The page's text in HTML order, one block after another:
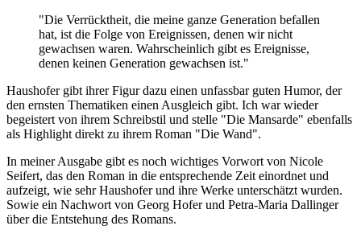
"Die Verrücktheit, die meine ganze Generation befallen
hat, ist die Folge von Ereignissen, denen wir nicht
gewachsen waren. Wahrscheinlich gibt es Ereignisse,
denen keinen Generation gewachsen ist."
Haushofer gibt ihrer Figur dazu einen unfassbar guten Humor, der
den ernsten Thematiken einen Ausgleich gibt. Ich war wieder
begeistert von ihrem Schreibstil und stelle "Die Mansarde" ebenfalls
als Highlight direkt zu ihrem Roman "Die Wand".
In meiner Ausgabe gibt es noch wichtiges Vorwort von Nicole
Seifert, das den Roman in die entsprechende Zeit einordnet und
aufzeigt, wie sehr Haushofer und ihre Werke unterschätzt wurden.
Sowie ein Nachwort von Georg Hofer und Petra-Maria Dallinger
über die Entstehung des Romans.